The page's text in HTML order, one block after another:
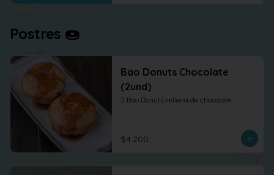
Postres 🍩
Bao Donuts Chocolate
(2und)
2 Bao Donuts rellena de chocolate
$4.200